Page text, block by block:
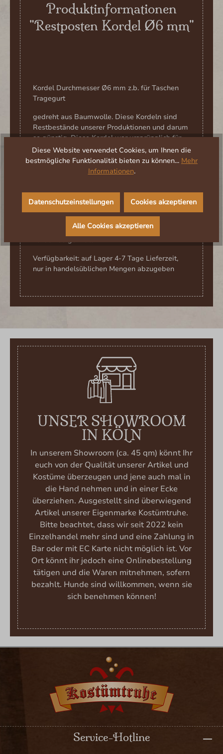
Produktinformationen
"Restposten Kordel Ø6 mm"
Kordel Durchmesser Ø6 mm z.b. für Taschen
Tragegurt
gedreht aus Baumwolle. Diese Kordeln sind
Restbestände unserer Produktionen und darum
so günstig. Diese Kordel war ursprünglich für
die Wikingertasche Gyda geplant!
Material: Baumwolle waschbar und sehr
strapazierfähig und wie eine normale
Reinigung
Größe: 6mm
Preis: pro MeterMeterware wird für euch
abgeschnitten
Farbe : beige natur
Verfügbarkeit: auf Lager 4-7 Tage Lieferzeit,
nur in handelsüblichen Mengen abzugeben
UNSER SHOWROOM
IN KÖLN
In unserem Showroom (ca. 45 qm) könnt Ihr
euch von der Qualität unserer Artikel und
Kostüme überzeugen und jene auch mal in
die Hand nehmen und in einer Ecke
überziehen. Ausgestellt sind überwiegend
Artikel unserer Eigenmarke Kostümtruhe.
Bitte beachtet, dass wir seit 2022 kein
Einzelhandel mehr sind und eine Zahlung in
Bar oder mit EC Karte nicht möglich ist. Vor
Ort könnt ihr jedoch eine Onlinebestellung
tätigen und die Waren mitnehmen, sofern
bezahlt. Hunde sind willkommen, wenn sie
sich benehmen können!
Service-Hotline
Diese Website verwendet Cookies, um Ihnen die
bestmögliche Funktionalität bieten zu können... Mehr
Informationen.
Datenschutzeinstellungen Cookies akzeptieren
Alle Cookies akzeptieren